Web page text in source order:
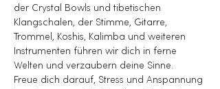
der Crystal Bowls und tibetischen
Klangschalen, der Stimme, Gitarre,
Trommel, Koshis, Kalimba und weiteren
Instrumenten führen wir dich in ferne
Welten und verzaubern deine Sinne.
Freue dich darauf, Stress und Anspannung